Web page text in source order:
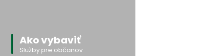
Ako vybaviť
Služby pre občanov